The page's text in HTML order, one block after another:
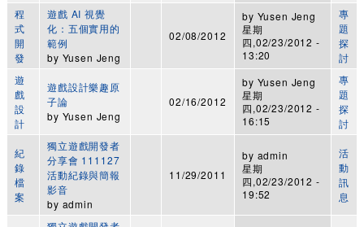
程
式
開
發
遊戲 AI 視覺
化：五個實用的
範例
by Yusen Jeng
02/08/2012
by Yusen Jeng
星期
四,02/23/2012 -
13:20
專
題
探
討
遊
戲
設
計
遊戲設計樂趣原
子論
by Yusen Jeng
02/16/2012
by Yusen Jeng
星期
四,02/23/2012 -
16:15
專
題
探
討
紀
錄
檔
案
獨立遊戲開發者
分享會 111127
活動紀錄與簡報
影音
by admin
11/29/2011
by admin
星期
四,02/23/2012 -
19:52
活
動
訊
息